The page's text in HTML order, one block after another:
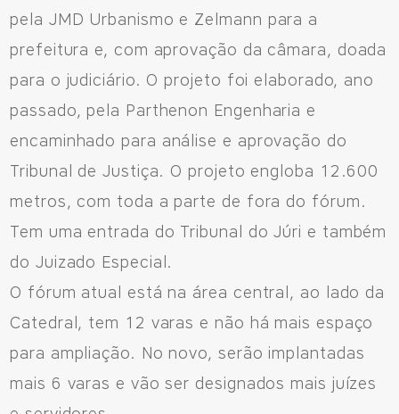
pela JMD Urbanismo e Zelmann para a
prefeitura e, com aprovação da câmara, doada
para o judiciário. O projeto foi elaborado, ano
passado, pela Parthenon Engenharia e
encaminhado para análise e aprovação do
Tribunal de Justiça. O projeto engloba 12.600
metros, com toda a parte de fora do fórum.
Tem uma entrada do Tribunal do Júri e também
do Juizado Especial.
O fórum atual está na área central, ao lado da
Catedral, tem 12 varas e não há mais espaço
para ampliação. No novo, serão implantadas
mais 6 varas e vão ser designados mais juízes